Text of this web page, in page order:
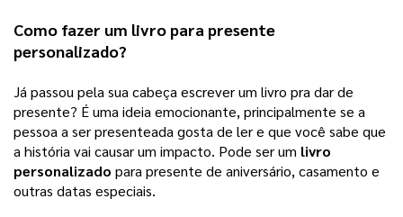
Como fazer um livro para presente
personalizado?
Já passou pela sua cabeça escrever um livro pra dar de
presente? É uma ideia emocionante, principalmente se a
pessoa a ser presenteada gosta de ler e que você sabe que
a história vai causar um impacto. Pode ser um livro
personalizado para presente de aniversário, casamento e
outras datas especiais.